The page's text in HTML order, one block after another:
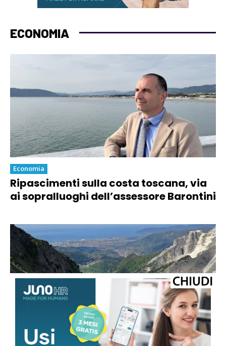
ECONOMIA
Economia
Ripascimenti sulla costa toscana, via
ai sopralluoghi dell’assessore Barontini
Economia